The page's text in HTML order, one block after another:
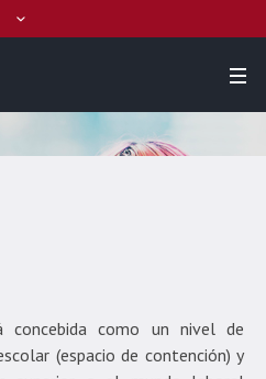
concebida como un nivel de
(espacio de contención) y